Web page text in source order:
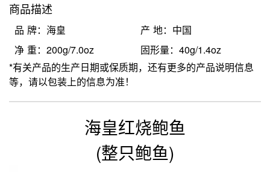
商品描述
品 牌：海皇
产 地：中国
净 重：200g/7.0oz
固形量：40g/1.4oz
*有关产品的生产日期或保质期，还有更多的产品说明信息
等，请以包装上的信息为准！
海皇红烧鲍鱼
(整只鲍鱼)